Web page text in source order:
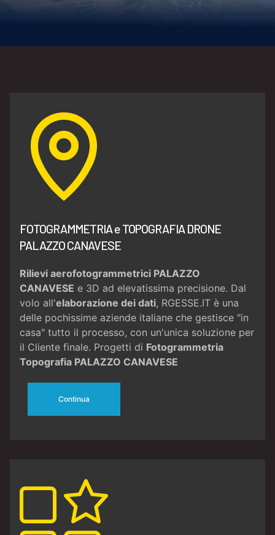
FOTOGRAMMETRIA e TOPOGRAFIA DRONE
PALAZZO CANAVESE
Rilievi aerofotogrammetrici PALAZZO
CANAVESE e 3D ad elevatissima precisione. Dal
volo all'elaborazione dei dati, RGESSE.IT è una
delle pochissime aziende italiane che gestisce "in
casa" tutto il processo, con un'unica soluzione per
il Cliente finale. Progetti di Fotogrammetria
Topografia PALAZZO CANAVESE
Continua